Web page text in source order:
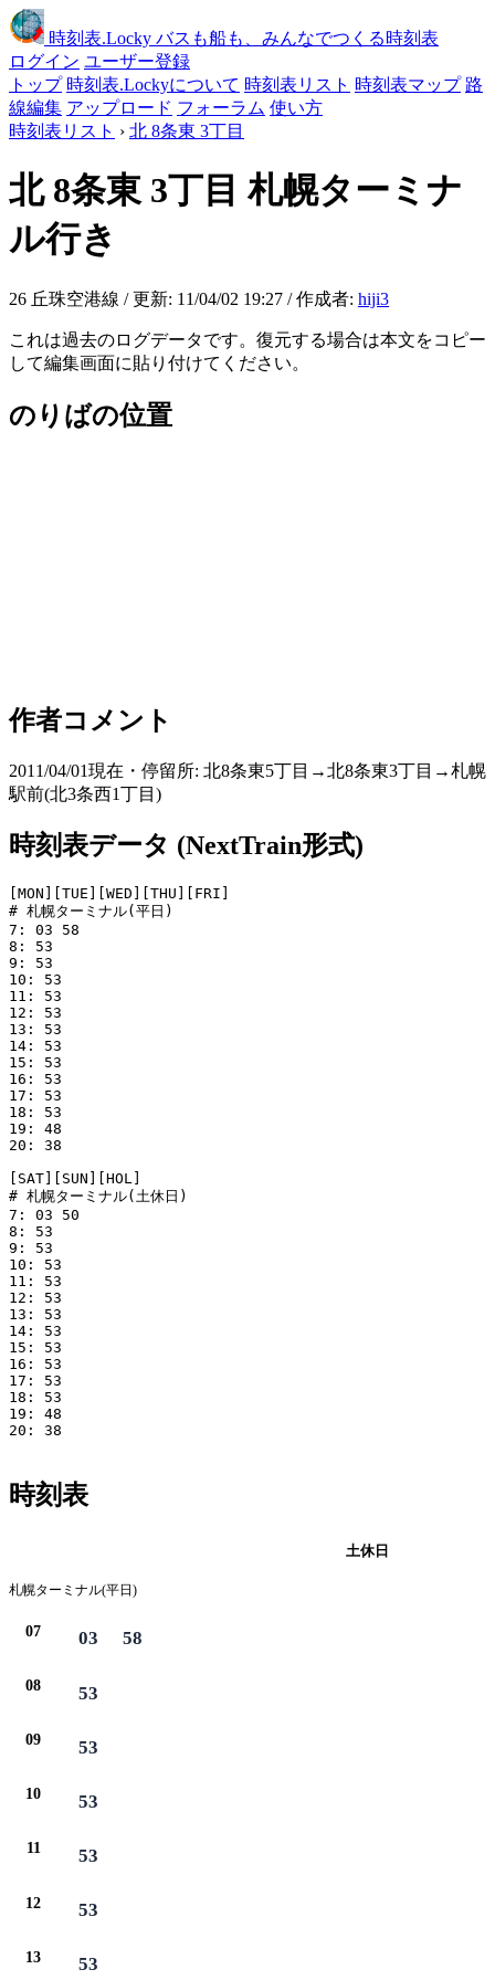
時刻表.Locky バスも船も、みんなでつくる時刻表
ログイン ユーザー登録
トップ 時刻表.Lockyについて 時刻表リスト 時刻表マップ 路
線編集 アップロード フォーラム 使い方
時刻表リスト › 北 8条東 3丁目
北 8条東 3丁目札幌ターミナ
ル行き
26 丘珠空港線 / 更新: 11/04/02 19:27 / 作成者: hiji3
これは過去のログデータです。復元する場合は本文をコピー
して編集画面に貼り付けてください。
のりばの位置
作者コメント
2011/04/01現在・停留所: 北8条東5丁目→北8条東3丁目→札幌
駅前(北3条西1丁目)
時刻表データ (NextTrain形式)
[MON][TUE][WED][THU][FRI]
# 札幌ターミナル(平日)
7: 03 58
8: 53
9: 53
10: 53
11: 53
12: 53
13: 53
14: 53
15: 53
16: 53
17: 53
18: 53
19: 48
20: 38
[SAT][SUN][HOL]
# 札幌ターミナル(土休日)
7: 03 50
8: 53
9: 53
10: 53
11: 53
12: 53
13: 53
14: 53
15: 53
16: 53
17: 53
18: 53
19: 48
20: 38
時刻表
土休日
札幌ターミナル(平日)
07 03 58
08 53
09 53
10 53
11 53
12 53
13 53